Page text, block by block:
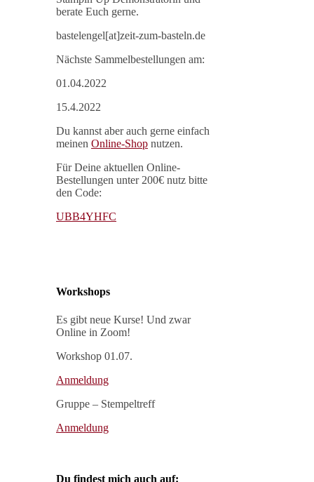
berate Euch gerne.
bastelengel[at]zeit-zum-basteln.de
Nächste Sammelbestellungen am:
01.04.2022
15.4.2022
Du kannst aber auch gerne einfach
meinen Online-Shop nutzen.
Für Deine aktuellen Online-
Bestellungen unter 200€ nutz bitte
den Code:
UBB4YHFC
Workshops
Es gibt neue Kurse! Und zwar
Online in Zoom!
Workshop 01.07.
Anmeldung
Gruppe – Stempeltreff
Anmeldung
Du findest mich auch auf: